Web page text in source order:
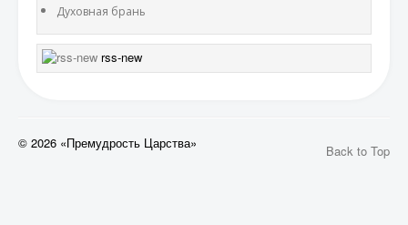
Духовная брань
rss-new
Back to Top
© 2026 «Премудрость Царства»